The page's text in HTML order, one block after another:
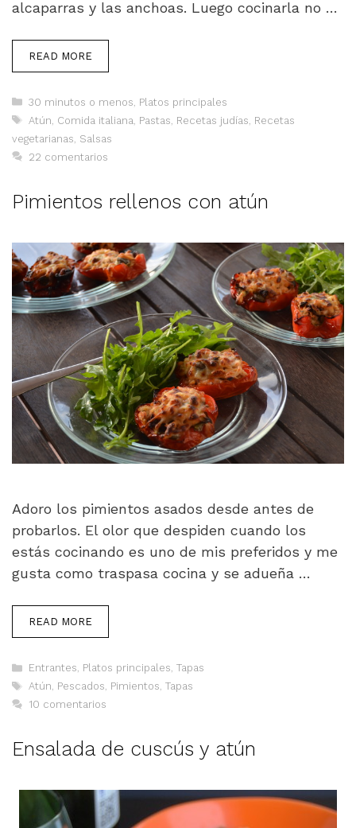
alcaparras y las anchoas. Luego cocinarla no …
READ MORE
Categorías
30 minutos o menos Platos principales
Etiquetas
Atún Comida italiana Pastas Recetas judías Recetas
vegetarianas Salsas
22 comentarios
Pimientos rellenos con atún
Adoro los pimientos asados desde antes de
probarlos. El olor que despiden cuando los
estás cocinando es uno de mis preferidos y me
gusta como traspasa cocina y se adueña …
READ MORE
Categorías
Entrantes, Platos principales, Tapas
Etiquetas
Atún, Pescados, Pimientos, Tapas
10 comentarios
Ensalada de cuscús y atún